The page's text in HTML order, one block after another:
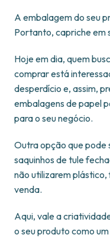
A embalagem do seu
Portanto, capriche em
Hoje em dia, quem
comprar está
desperdício e, assim,
embalagens de papel
para o seu negócio.
Outra opção que pode
saquinhos de tule
não utilizarem
venda.
Aqui, vale a
o seu produto como